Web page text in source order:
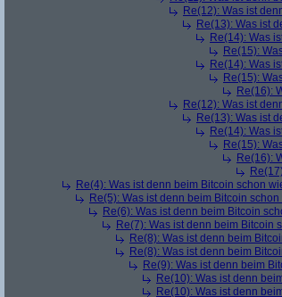
Re(12): Was ist
Re(13): Was ist
Re(14): Was
Re(15):
Re(14): Was
Re(15):
Re(16):
Re(12): Was ist
Re(13): Was ist
Re(14): Was
Re(15):
Re(16):
Re(4): Was ist denn beim Bitcoin schon
Re(5): Was ist denn beim Bitcoin
Re(6): Was ist denn beim Bitcoin
Re(7): Was ist denn beim Bitcoin
Re(8): Was ist denn beim
Re(8): Was ist denn beim
Re(9): Was ist denn beim
Re(10): Was ist denn
Re(10): Was ist denn